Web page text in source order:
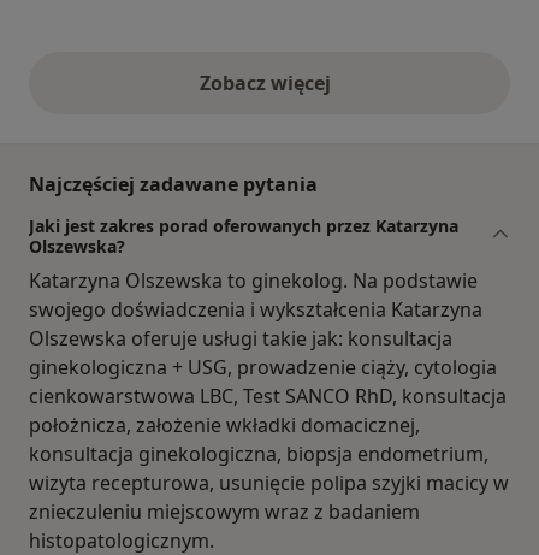
Zobacz więcejopinie powyżej
Najczęściej zadawane pytania
Jaki jest zakres porad oferowanych przez Katarzyna
Olszewska?
Katarzyna Olszewska to ginekolog. Na podstawie
swojego doświadczenia i wykształcenia Katarzyna
Olszewska oferuje usługi takie jak: konsultacja
ginekologiczna + USG, prowadzenie ciąży, cytologia
cienkowarstwowa LBC, Test SANCO RhD, konsultacja
położnicza, założenie wkładki domacicznej,
konsultacja ginekologiczna, biopsja endometrium,
wizyta recepturowa, usunięcie polipa szyjki macicy w
znieczuleniu miejscowym wraz z badaniem
histopatologicznym.